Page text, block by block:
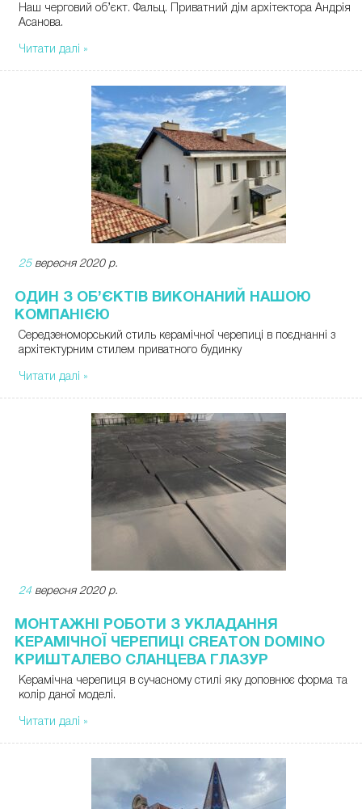
Наш черговий об’єкт. Фальц. Приватний дім архітектора Андрія
Асанова.
Читати далі »
25вересня 2020 р.
ОДИН З ОБ’ЄКТІВ ВИКОНАНИЙ НАШОЮ
КОМПАНІЄЮ
Середзеноморський стиль керамічної черепиці в поєднанні з
архітектурним стилем приватного будинку
Читати далі »
24 вересня 2020 р.
МОНТАЖНІ РОБОТИ З УКЛАДАННЯ
КЕРАМІЧНОЇ ЧЕРЕПИЦІ CREATON DOMINO
КРИШТАЛЕВО СЛАНЦЕВА ГЛАЗУР
Керамічна черепиця в сучасному стилі яку доповнює форма та
колір даної моделі.
Читати далі »